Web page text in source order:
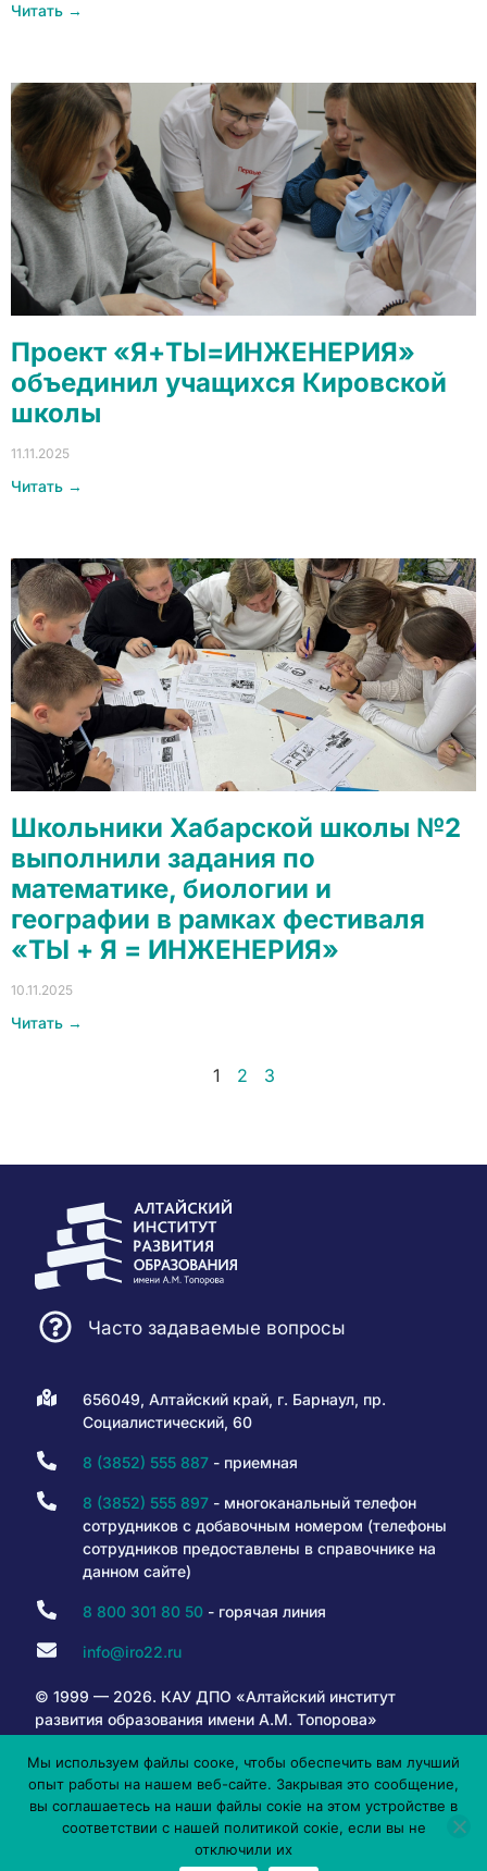
Читать →
Проект «Я+ТЫ=ИНЖЕНЕРИЯ»
объединил учащихся Кировской
школы
11.11.2025
Читать →
Школьники Хабарской школы №2
выполнили задания по
математике, биологии и
географии в рамках фестиваля
«ТЫ + Я = ИНЖЕНЕРИЯ»
10.11.2025
Читать →
1 2 3
Часто задаваемые вопросы
656049, Алтайский край, г. Барнаул, пр.
Социалистический, 60
8 (3852) 555 887- приемная
8 (3852) 555 897- многоканальный телефон
сотрудников с добавочным номером (телефоны
сотрудников предоставлены в справочнике на
данном сайте)
8 800 301 80 50- горячая линия
info@iro22.ru
© 1999 — 2026. КАУ ДПО «Алтайский институт
развития образования имени А.М. Топорова»
6+
Мы используем файлы сооке, чтобы обеспечить вам лучший
опыт работы на нашем веб-сайте. Закрывая это сообщение,
вы соглашаетесь на наши файлы сокіе на этом устройстве в
соответствии с нашей политикой сокіе, если вы не
отключили их